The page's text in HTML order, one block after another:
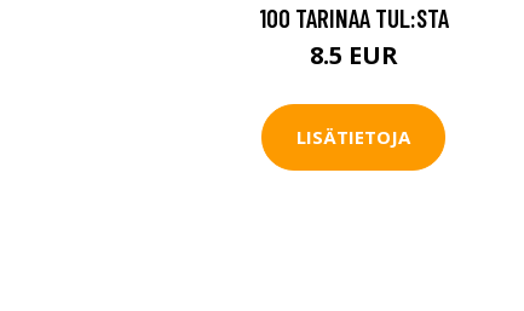
100 TARINAA TUL:STA
8.5 EUR
LISÄTIETOJA